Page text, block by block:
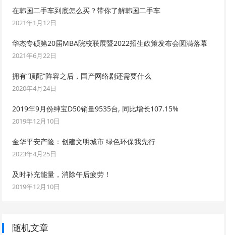
在韩国二手车到底怎么买？带你了解韩国二手车
2021年1月12日
华杰专硕第20届MBA院校联展暨2022招生政策发布会圆满落幕
2021年6月22日
拥有“顶配”阵容之后，国产网络剧还需要什么
2020年4月24日
2019年9月份绅宝D50销量9535台, 同比增长107.15%
2019年12月10日
金华平安产险：创建文明城市 绿色环保我先行
2023年4月25日
及时补充能量，消除午后疲劳！
2019年12月10日
随机文章